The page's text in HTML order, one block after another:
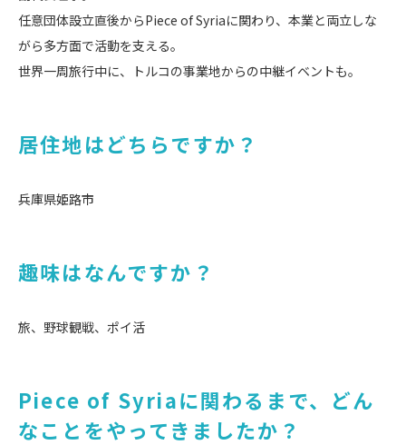
任意団体設立直後からPiece of Syriaに関わり、本業と両立しな
がら多方面で活動を支える。
世界一周旅行中に、トルコの事業地からの中継イベントも。
居住地はどちらですか？
兵庫県姫路市
趣味はなんですか？
旅、野球観戦、ポイ活
Piece of Syriaに関わるまで、どん
なことをやってきましたか？